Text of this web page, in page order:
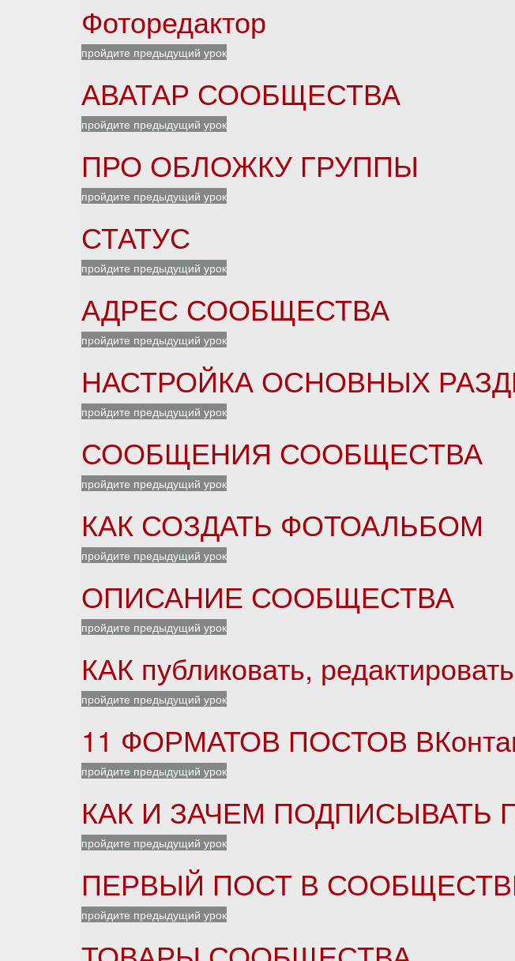
Фоторедактор
пройдите предыдущий урок
АВАТАР СООБЩЕСТВА
пройдите предыдущий урок
ПРО ОБЛОЖКУ ГРУППЫ
пройдите предыдущий урок
СТАТУС
пройдите предыдущий урок
АДРЕС СООБЩЕСТВА
пройдите предыдущий урок
НАСТРОЙКА ОСНОВНЫХ
пройдите предыдущий урок
СООБЩЕНИЯ СООБЩЕСТВА
пройдите предыдущий урок
КАК СОЗДАТЬ ФОТОАЛЬБОМ
пройдите предыдущий урок
ОПИСАНИЕ СООБЩЕСТВА
пройдите предыдущий урок
КАК публиковать,
пройдите предыдущий урок
11 ФОРМАТОВ ПОСТОВ
пройдите предыдущий урок
КАК И ЗАЧЕМ ПОДПИСЫВАТЬ
пройдите предыдущий урок
ПЕРВЫЙ ПОСТ В
пройдите предыдущий урок